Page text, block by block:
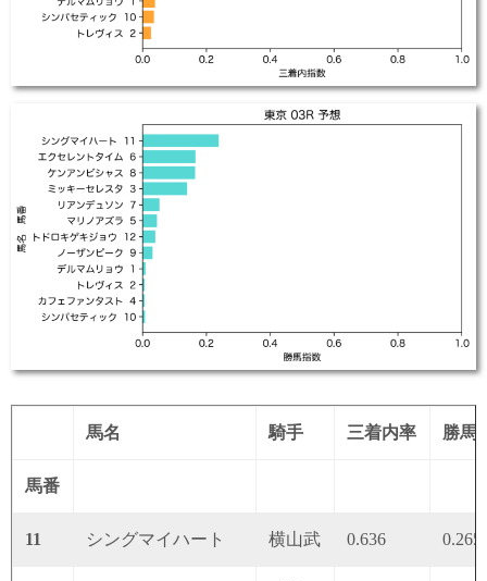
馬名 騎手 三着内率 勝馬
馬番
11 シングマイハート 横山武 0.636 0.265